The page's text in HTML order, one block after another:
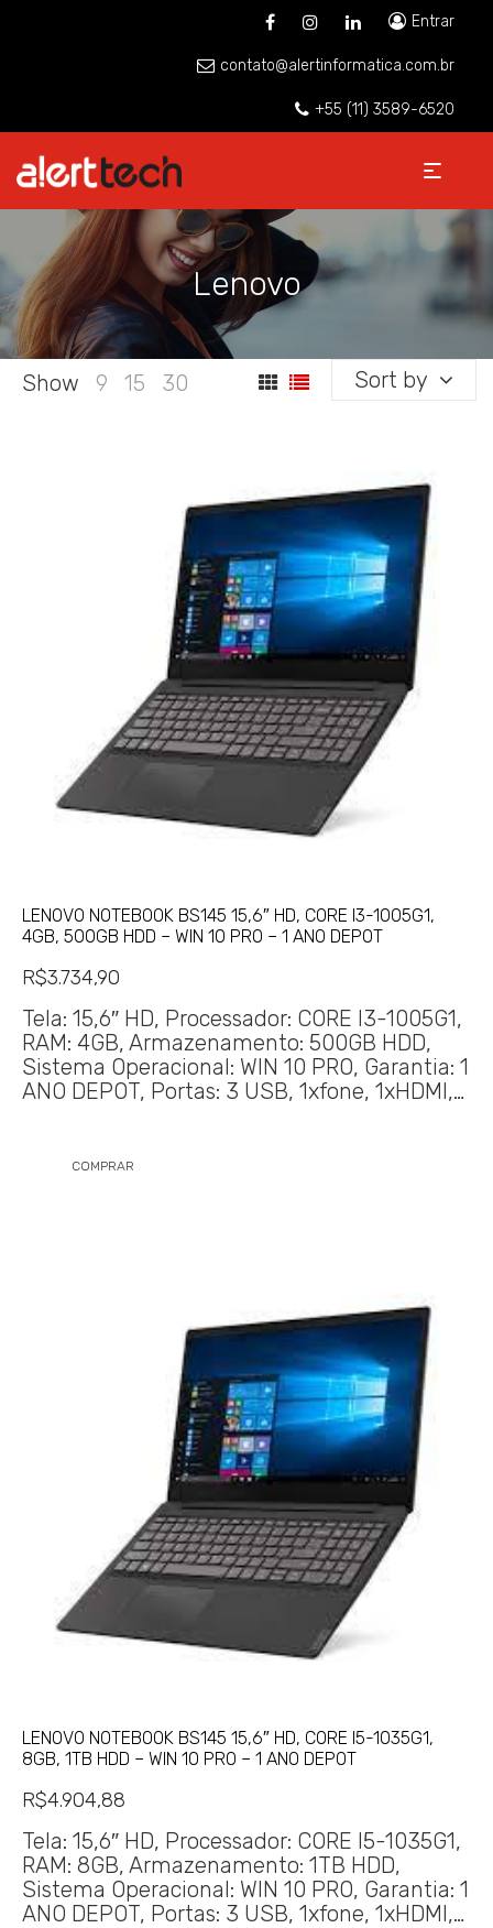
Entrar
contato@alertinformatica.com.br
+55 (11) 3589-6520
Lenovo
Show 9 15 30 Sort by
LENOVO NOTEBOOK BS145 15,6″ HD, CORE I3-1005G1,
4GB, 500GB HDD – WIN 10 PRO – 1 ANO DEPOT
R$3.734,90
Tela: 15,6″ HD, Processador: CORE I3-1005G1,
RAM: 4GB, Armazenamento: 500GB HDD,
Sistema Operacional: WIN 10 PRO, Garantia: 1
ANO DEPOT, Portas: 3 USB, 1xfone, 1xHDMI,…
COMPRAR
LENOVO NOTEBOOK BS145 15,6″ HD, CORE I5-1035G1,
8GB, 1TB HDD – WIN 10 PRO – 1 ANO DEPOT
R$4.904,88
Tela: 15,6″ HD, Processador: CORE I5-1035G1,
RAM: 8GB, Armazenamento: 1TB HDD,
Sistema Operacional: WIN 10 PRO, Garantia: 1
ANO DEPOT, Portas: 3 USB, 1xfone, 1xHDMI,…